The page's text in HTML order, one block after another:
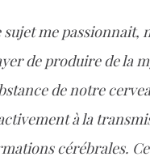
sujet me passionnait,
de produire de la
de notre
à la
cérébrales.